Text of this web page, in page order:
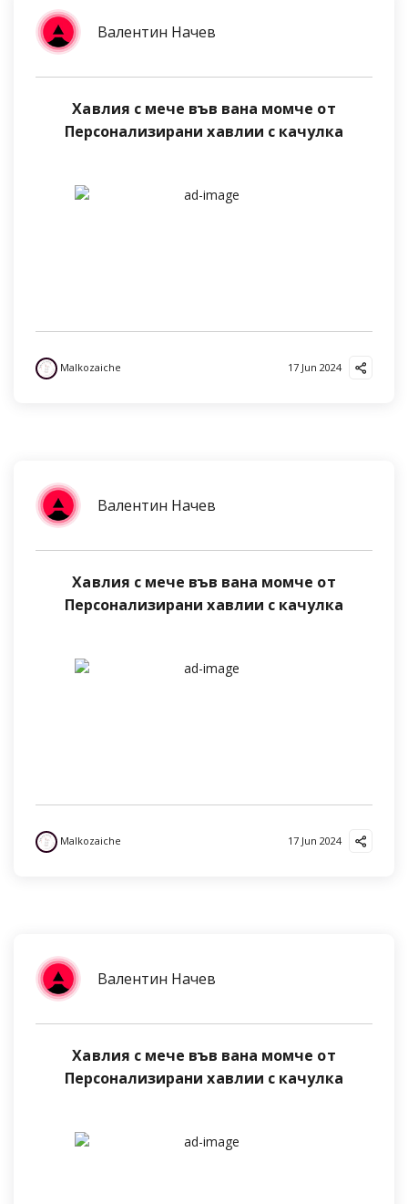
Валентин Начев
Хавлия с мече във вана момче от
Персонализирани хавлии с качулка
Malkozaiche 17 Jun 2024
Валентин Начев
Хавлия с мече във вана момче от
Персонализирани хавлии с качулка
Malkozaiche 17 Jun 2024
Валентин Начев
Хавлия с мече във вана момче от
Персонализирани хавлии с качулка